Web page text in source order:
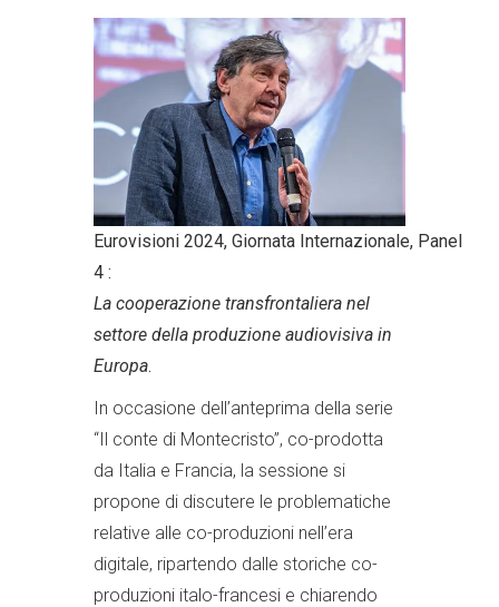
Eurovisioni 2024, Giornata Internazionale, Panel
4 :
La cooperazione transfrontaliera nel
settore della produzione audiovisiva in
Europa.
In occasione dell’anteprima della serie
“Il conte di Montecristo”, co-prodotta
da Italia e Francia, la sessione si
propone di discutere le problematiche
relative alle co-produzioni nell’era
digitale, ripartendo dalle storiche co-
produzioni italo-francesi e chiarendo